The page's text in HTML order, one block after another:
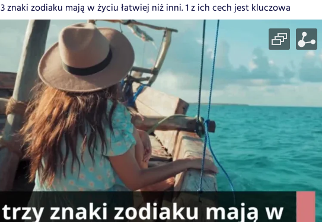
3 znaki zodiaku mają w życiu łatwiej niż inni. 1 z ich cech jest kluczowa